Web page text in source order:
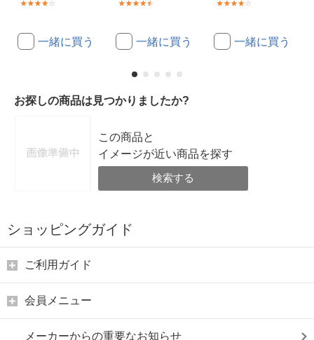
一緒に買う 一緒に買う 一緒に買う
お探しの商品は見つかりましたか?
この商品と
イメージが近い商品を探す
検索する
ショッピングガイド
ご利用ガイド
会員メニュー
メーカーからの重要なお知らせ